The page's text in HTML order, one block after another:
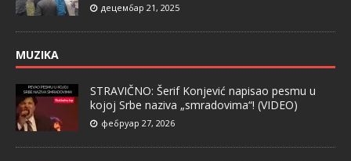
децембар 21, 2025
MUZIKA
STRAVIČNO: Šerif Konjević napisao pesmu u
kojoj Srbe naziva „smradovima“! (VIDEO)
фебруар 27, 2026